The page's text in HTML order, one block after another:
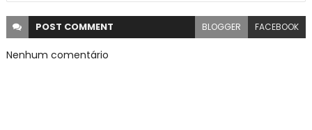
POST COMMENT BLOGGER FACEBOOK
Nenhum comentário